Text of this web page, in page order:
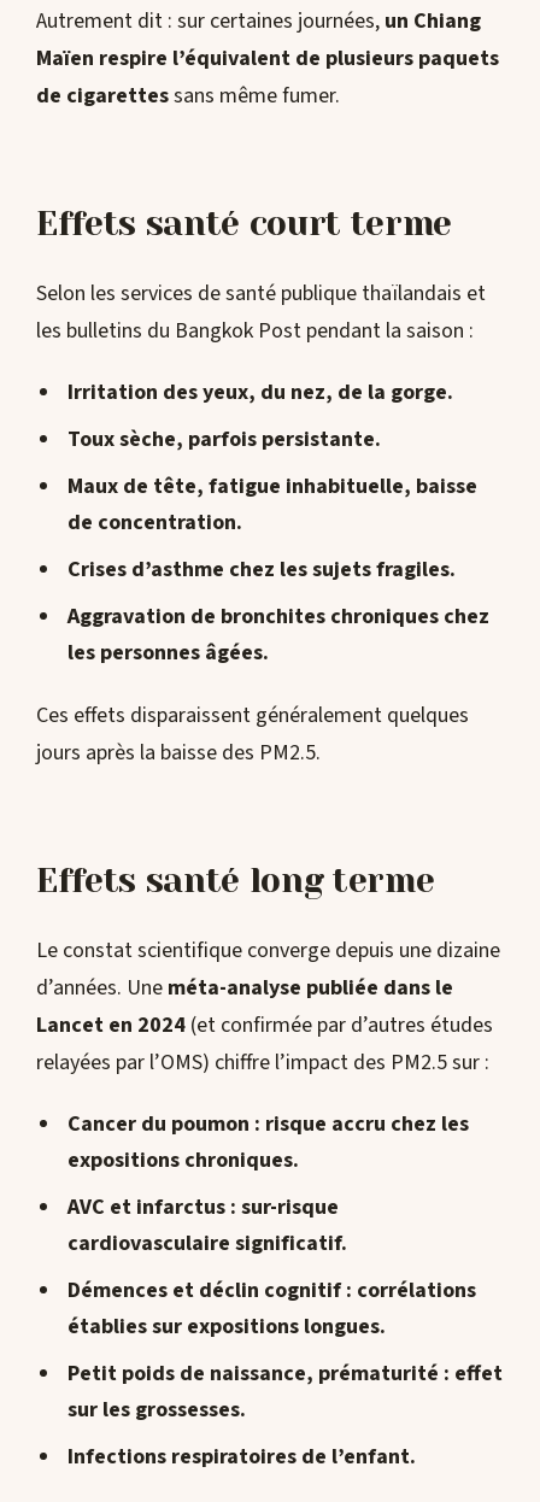
Autrement dit : sur certaines journées, un Chiang
Maïen respire l’équivalent de plusieurs paquets
de cigarettessans même fumer.
Effets santé court terme
Selon les services de santé publique thaïlandais et
les bulletins du Bangkok Post pendant la saison :
Irritation des yeux, du nez, de la gorge.
Toux sèche, parfois persistante.
Maux de tête, fatigue inhabituelle, baisse
de concentration.
Crises d’asthme chez les sujets fragiles.
Aggravation de bronchites chroniqueschez
les personnes âgées.
Ces effets disparaissent généralement quelques
jours après la baisse des PM2.5.
Effets santé long terme
Le constat scientifique converge depuis une dizaine
d’années. Une méta-analyse publiée dans le
Lancet en 2024 (et confirmée par d’autres études
relayées par l’OMS) chiffre l’impact des PM2.5 sur :
Cancer du poumon : risque accru chez les
expositions chroniques.
AVC et infarctus: sur-risque
cardiovasculaire significatif.
Démences et déclin cognitif: corrélations
établies sur expositions longues.
Petit poids de naissance, prématurité : effet
sur les grossesses.
Infections respiratoires de l’enfant.